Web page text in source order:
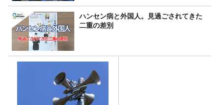
ハンセン病と外国人。見過ごされてきた
二重の差別